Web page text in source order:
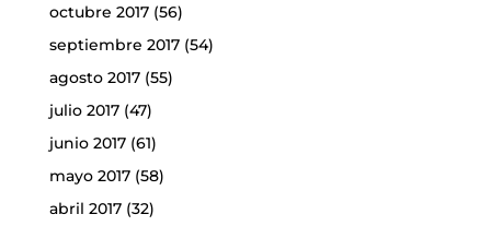
octubre 2017(56)
septiembre 2017(54)
agosto 2017(55)
julio 2017(47)
junio 2017(61)
mayo 2017(58)
abril 2017(32)